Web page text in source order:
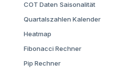
COT Daten Saisonalität
Quartalszahlen Kalender
Heatmap
Fibonacci Rechner
Pip Rechner